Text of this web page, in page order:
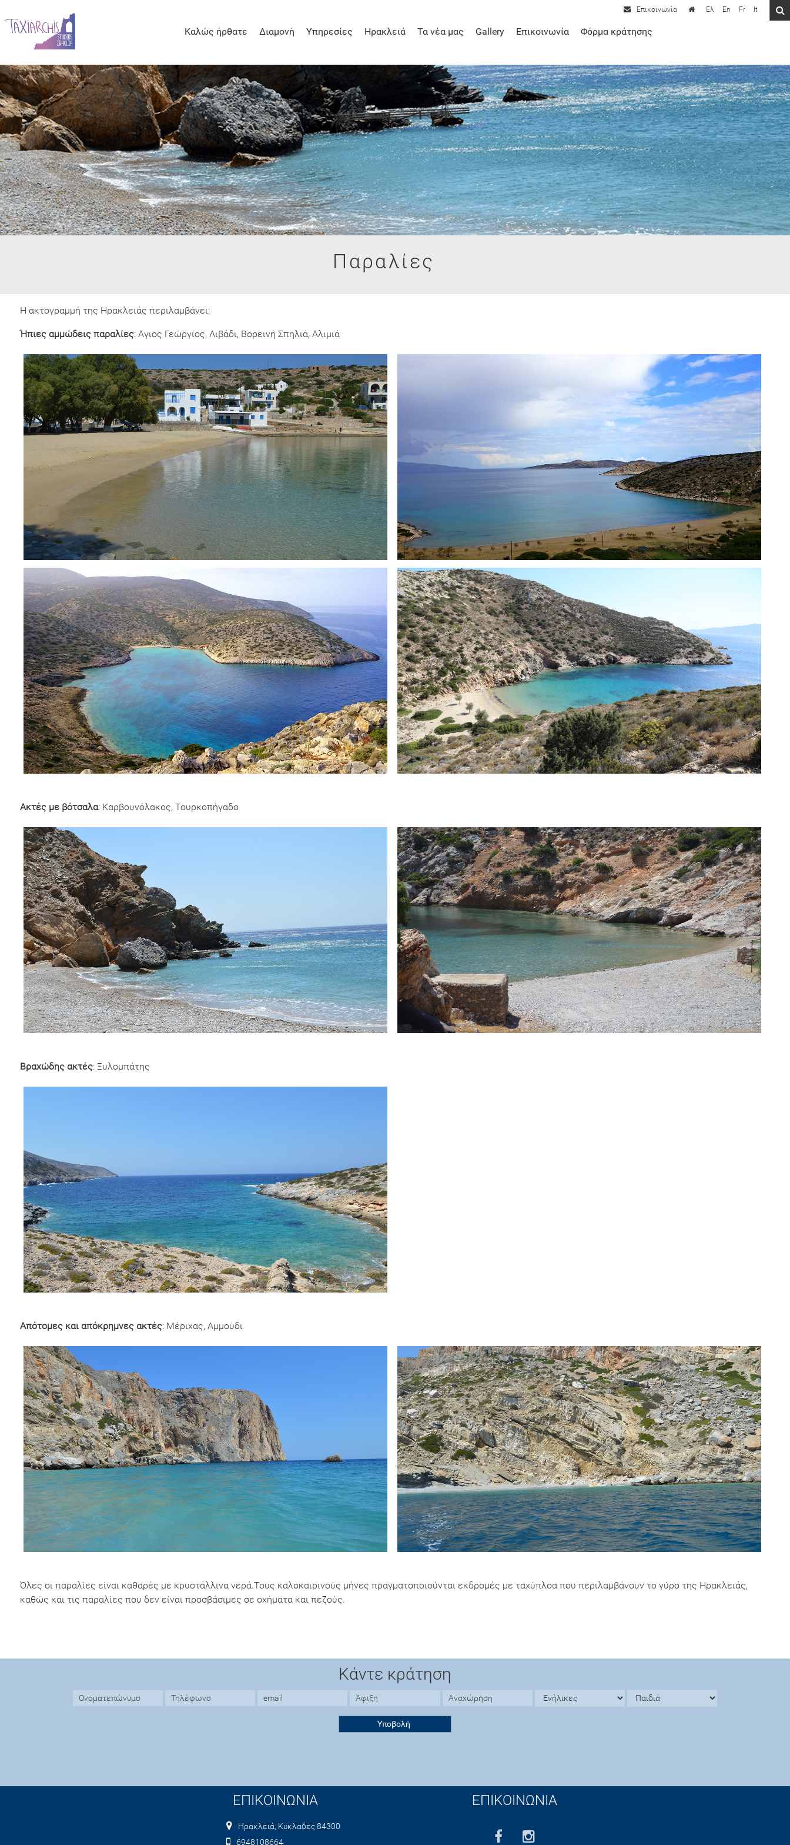
Ελ En Fr It
Καλώς ήρθατε Διαμονή Υπηρεσίες Ηρακλειά Τα νέα μας Gallery Επικοινωνία Φόρμα κράτησης
Παραλίες
Η ακτογραμμή της Ηρακλειάς περιλαμβάνει:
Ήπιες αμμώδεις παραλίες: Αγιος Γεώργιος, Λιβάδι, Βορεινή Σπηλιά, Αλιμιά
Ακτές με βότσαλα: Καρβουνόλακος, Τουρκοπήγαδο
Βραχώδης ακτές: Ξυλομπάτης
Απότομες και απόκρημνες ακτές: Μέριχας, Αμμούδι
Όλες οι παραλίες είναι καθαρές με κρυστάλλινα νερά.Τους καλοκαιρινούς μήνες πραγματοποιούνται εκδρομές με ταχύπλοα που περιλαμβάνουν το γύρο της Ηρακλειάς,
καθώς και τις παραλίες που δεν είναι προσβάσιμες σε οχήματα και πεζούς.
Κάντε κράτηση
ΕΠΙΚΟΙΝΩΝΙΑ
Ηρακλειά, Κυκλαδες 84300
6948108664
ΕΠΙΚΟΙΝΩΝΙΑ